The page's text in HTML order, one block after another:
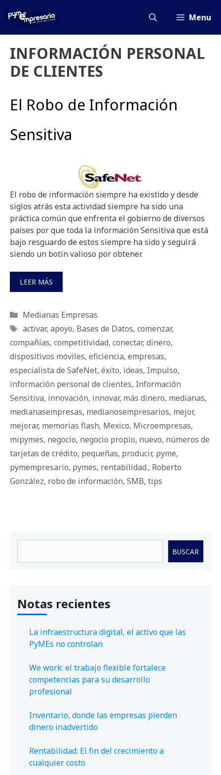
Menu
INFORMACIÓN PERSONAL
DE CLIENTES
El Robo de Información
Sensitiva
El robo de información siempre ha existido y desde
siglos atrás esta actividad siempre ha sido una
práctica común que enfrenta el gobierno de diversos
países por que toda la información Sensitiva que está
bajo resguardo de estos siempre ha sido y seguirá
siendo un botín valioso por obtener.
LEER MÁS
Categorías
Medianas Empresas
Etiquetas
activar, apoyo, Bases de Datos, comenzar,
compañías, competitividad, conectar, dinero,
dispositivos móviles, eficiencia, empresas,
especialista de SafeNet, éxito, ideas, Impulso,
información personal de clientes, Información
Sensitiva, innovación, innovar, más dinero, medianas,
medianasempresas, medianosempresarios, mejor,
mejorar, memorias flash, Mexico, Microempresas,
mipymes, negocio, negocio propio, nuevo, números de
tarjetas de crédito, pequeñas, producir, pyme,
pymempresario, pymes, rentabilidad., Roberto
González, robo de información, SMB, tips
BUSCAR
Notas recientes
La infraestructura digital, el activo que las
PyMEs no controlan
We work: el trabajo flexible fortalece
competencias para su desarrollo
profesional
Inventario, donde las empresas pierden
dinero inadvertido
Rentabilidad: El fin del crecimiento a
cualquier costo